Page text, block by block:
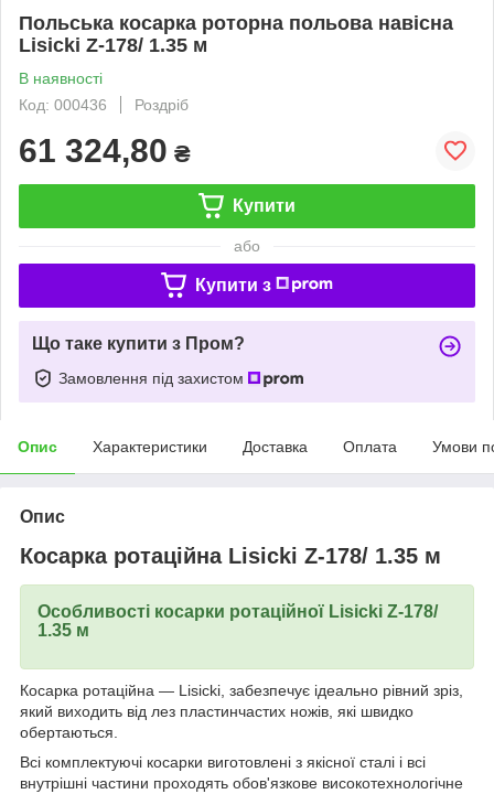
Польська косарка роторна польова навісна
Lisicki Z-178/ 1.35 м
В наявності
Код: 000436
Роздріб
61 324,80 ₴
Купити
або
Купити з
Що таке купити з Пром?
Замовлення під захистом
Опис Характеристики Доставка Оплата Умови
Опис
Косарка ротаційна Lisicki Z-178/ 1.35 м
Особливості косарки ротаційної Lisicki Z-178/
1.35 м
Косарка ротаційна — Lisicki, забезпечує ідеально рівний зріз,
який виходить від лез пластинчастих ножів, які швидко
обертаються.
Всі комплектуючі косарки виготовлені з якісної сталі і всі
внутрішні частини проходять обов'язкове високотехнологічне